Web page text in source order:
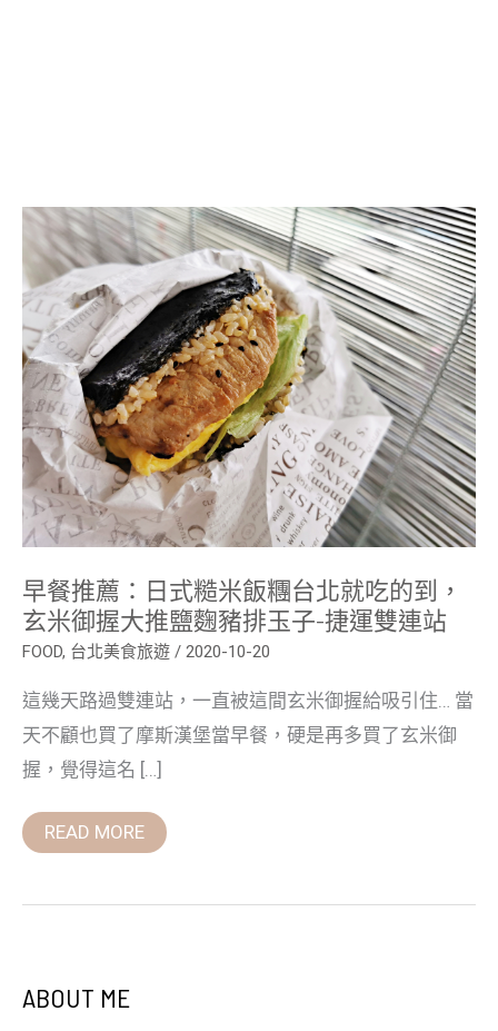
早餐推薦：日式糙米飯糰台北就吃的到，
玄米御握大推鹽麴豬排玉子-捷運雙連站
FOOD, 台北美食旅遊 / 2020-10-20
這幾天路過雙連站，一直被這間玄米御握給吸引住… 當
天不顧也買了摩斯漢堡當早餐，硬是再多買了玄米御
握，覺得這名 […]
早
餐
推
薦：
日
式
糙
米
飯
糰
台
北
就
吃
的
到，
玄
米
御
握
大
推
鹽
麴
排
玉
子-
捷
運
雙
站
READ MORE
ABOUT ME